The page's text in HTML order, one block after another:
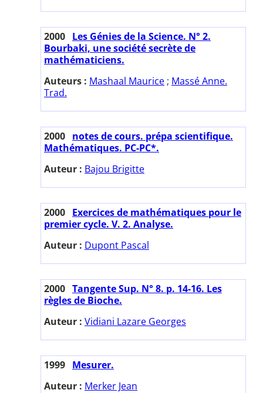
2000 Les Génies de la Science. N° 2.
Bourbaki, une société secrète de
mathématiciens.
Auteurs : Mashaal Maurice ; Massé Anne.
Trad.
2000 notes de cours. prépa scientifique.
Mathématiques. PC-PC*.
Auteur : Bajou Brigitte
2000 Exercices de mathématiques pour le
premier cycle. V. 2. Analyse.
Auteur : Dupont Pascal
2000 Tangente Sup. N° 8. p. 14-16. Les
règles de Bioche.
Auteur : Vidiani Lazare Georges
1999 Mesurer.
Auteur : Merker Jean